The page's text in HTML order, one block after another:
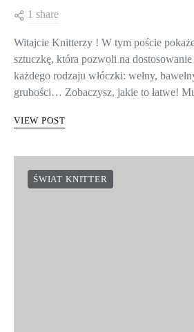
1 share
Witajcie Knitterzy ! W tym poście
sztuczkę, która pozwoli na
każdego rodzaju włóczki: wełny,
grubości… Zobaczysz, jakie to łatwe!
VIEW POST
ŚWIAT KNITTER